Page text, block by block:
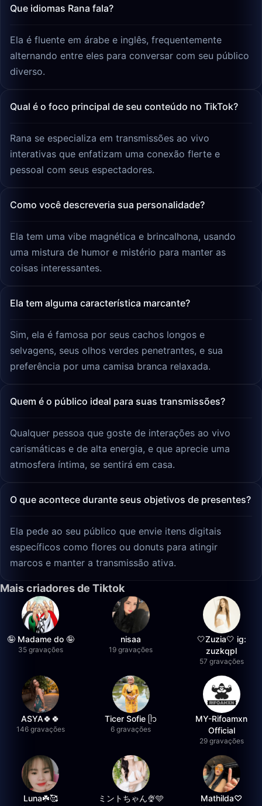
Que idiomas Rana fala?
Ela é fluente em árabe e inglês, frequentemente
alternando entre eles para conversar com seu público
diverso.
Qual é o foco principal de seu conteúdo no TikTok?
Rana se especializa em transmissões ao vivo
interativas que enfatizam uma conexão flerte e
pessoal com seus espectadores.
Como você descreveria sua personalidade?
Ela tem uma vibe magnética e brincalhona, usando
uma mistura de humor e mistério para manter as
coisas interessantes.
Ela tem alguma característica marcante?
Sim, ela é famosa por seus cachos longos e
selvagens, seus olhos verdes penetrantes, e sua
preferência por uma camisa branca relaxada.
Quem é o público ideal para suas transmissões?
Qualquer pessoa que goste de interações ao vivo
carismáticas e de alta energia, e que aprecie uma
atmosfera íntima, se sentirá em casa.
O que acontece durante seus objetivos de presentes?
Ela pede ao seu público que envie itens digitais
específicos como flores ou donuts para atingir
marcos e manter a transmissão ativa.
Mais criadores de Tiktok
🤪 Madame do 🤪
35 gravações
nisaa
19 gravações
🤍Zuzia🤍 ig:
zuzkqpl
57 gravações
ASYA🍀🍀
146 gravações
Ticer Sofie ᥫ᭡
6 gravações
MY-Rifoamxn
Official
29 gravações
Luna☘️🥰 ミントちゃん🍨🩵 Mathilda♡︎